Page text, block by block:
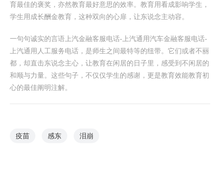
育最佳的褒奖，亦然教育最好意思的效率。教育用看成影响学生，
学生用成长酬金教育，这种双向的心扉，让东说念主动容。
一句句诚实的言语上汽金融客服电话-上汽通用汽车金融客服电话-
上汽通用人工服务电话，是师生之间最特等的纽带。它们或者不丽
都，却直击东说念主心，让教育在闲居的日子里，感受到不闲居的
和顺与力量。这些句子，不仅仅学生的感谢，更是教育效能教育初
心的最佳阐明注解。
疫苗 感东 泪崩